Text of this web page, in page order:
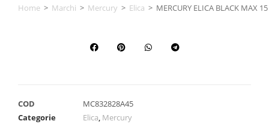
Home > Marchi > Mercury > Elica > MERCURY ELICA BLACK MAX
COD
MC832828A45
Categorie
Elica, Mercury